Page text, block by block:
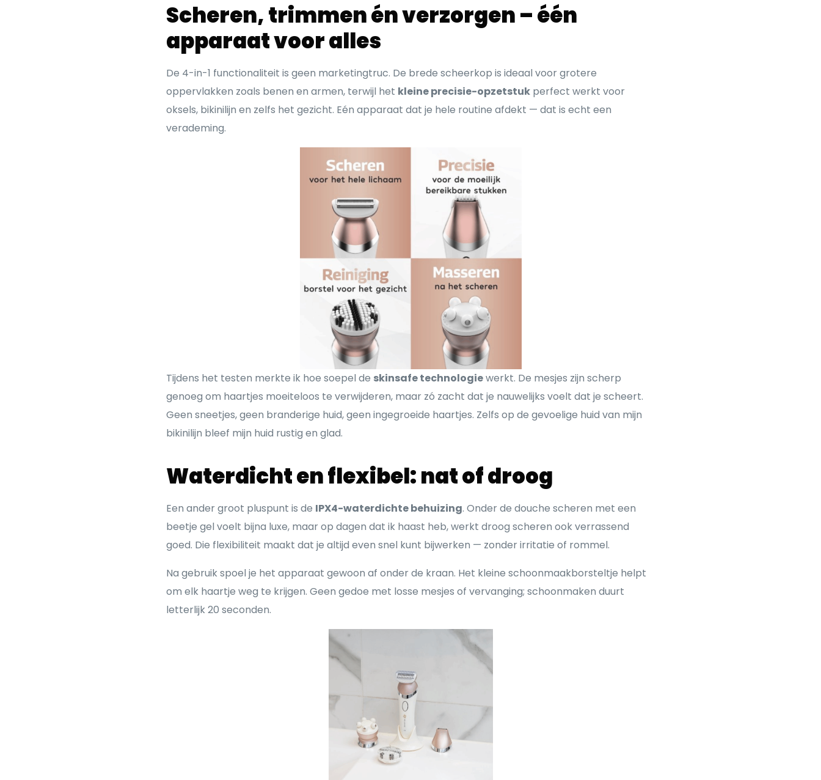
Scheren, trimmen én verzorgen – één
apparaat voor alles
De 4-in-1 functionaliteit is geen marketingtruc. De brede scheerkop is ideaal voor grotere
oppervlakken zoals benen en armen, terwijl het kleine precisie-opzetstuk perfect werkt voor
oksels, bikinilijn en zelfs het gezicht. Eén apparaat dat je hele routine afdekt — dat is echt een
verademing.
Tijdens het testen merkte ik hoe soepel de skinsafe technologiewerkt. De mesjes zijn scherp
genoeg om haartjes moeiteloos te verwijderen, maar zó zacht dat je nauwelijks voelt dat je scheert.
Geen sneetjes, geen branderige huid, geen ingegroeide haartjes. Zelfs op de gevoelige huid van mijn
bikinilijn bleef mijn huid rustig en glad.
Waterdicht en flexibel: nat of droog
Een ander groot pluspunt is de IPX4-waterdichte behuizing. Onder de douche scheren met een
beetje gel voelt bijna luxe, maar op dagen dat ik haast heb, werkt droog scheren ook verrassend
goed. Die flexibiliteit maakt dat je altijd even snel kunt bijwerken — zonder irritatie of rommel.
Na gebruik spoel je het apparaat gewoon af onder de kraan. Het kleine schoonmaakborsteltje helpt
om elk haartje weg te krijgen. Geen gedoe met losse mesjes of vervanging; schoonmaken duurt
letterlijk 20 seconden.